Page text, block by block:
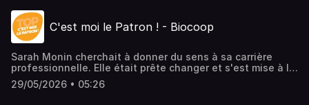
menuiserie sur mesure depuis plus de 35 ans en Alsace.>
Episode en vidéo ici
C'est moi le Patron ! - Biocoop
Sarah Monin cherchait à donner du sens à sa carrière
professionnelle. Elle était prête changer et s'est mise à la
recherche d'un projet qui pourrait "l'animer". C'est ainsi
qu'elle a repris le magasin Biocoop de Colmar. Un plaisir,
29/05/2026 • 05:26